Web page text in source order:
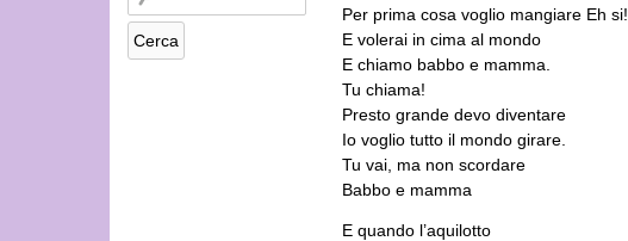
Per prima cosa voglio mangiare Eh si!
E volerai in cima al mondo
E chiamo babbo e mamma.
Tu chiama!
Presto grande devo diventare
Io voglio tutto il mondo girare.
Tu vai, ma non scordare
Babbo e mamma
E quando l’aquilotto